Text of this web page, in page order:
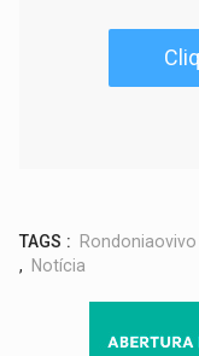
TAGS : Rondoniaovivo
, Notícia